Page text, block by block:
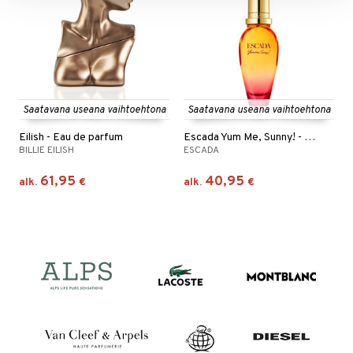
Saatavana useana vaihtoehtona
Eilish - Eau de parfum
BILLIE EILISH
alk. 61,95 €
Saatavana useana vaihtoehtona
Escada Yum Me, Sunny! - Eau de parfum
ESCADA
alk. 40,95 €